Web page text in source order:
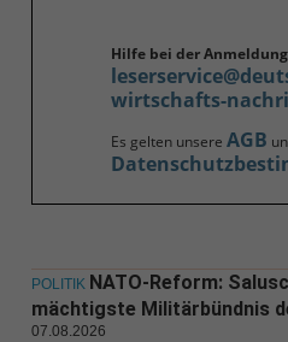
Hilfe bei der
wirtschafts-
Es gelten unsere AGB
POLITIK NATO-Reform:
mächtigste Militärbündnis
07.08.2026